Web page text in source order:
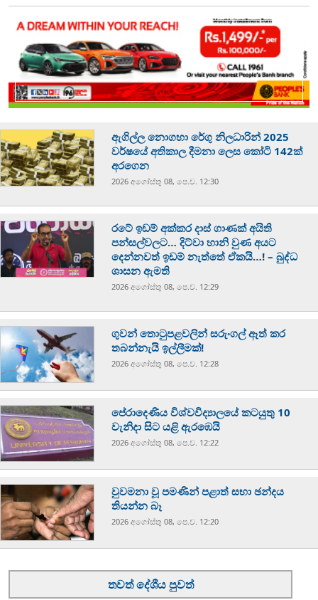
ඇගිල්ල නොගහා රේගු නිලධාරින් 2025
වර්ෂයේ අතිකාල දීමනා ලෙස කෝටි 142ක්
අරගෙන
2026 අගෝස්‍තු 08, පෙ.ව. 12:30
රටේ ඉඩම් අක්කර දාස් ගාණක් අයිති
පන්සල්වලට… දිට්වා හානි වුණ අයට
දෙන්නවත් ඉඩම් නැත්තේ ඒකයි…! – බුද්ධ
ශාසන ඇමති
2026 අගෝස්‍තු 08, පෙ.ව. 12:29
ගුවන් තොටුපළවලින් සරුංගල් ඈත් කර
තබන්නැයි ඉල්ලීමක්!
2026 අගෝස්‍තු 08, පෙ.ව. 12:28
පේරාදෙණිය විශ්වවිද්‍යාලයේ කටයුතු 10
වැනිදා සිට යළි ඇරඹෙයි
2026 අගෝස්‍තු 08, පෙ.ව. 12:22
වුවමනා වූ පමණින් පළාත් සභා ඡන්දය
තියන්න බෑ
2026 අගෝස්‍තු 08, පෙ.ව. 12:20
තවත් දේශීය පුවත්